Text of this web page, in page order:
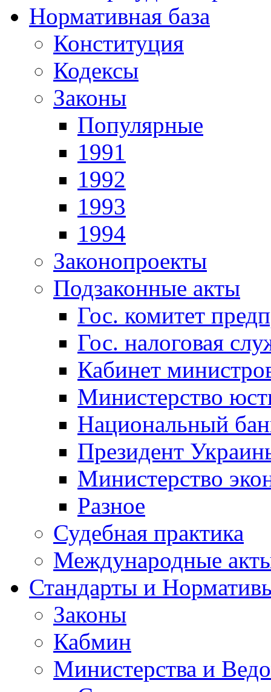
Нормативная база
Конституция
Кодексы
Законы
Популярные
1991
1992
1993
1994
Законопроекты
Подзаконные акты
Гос. комитет
Гос. налоговая
Кабинет
Министерство
Национальный
Президент
Министерство
Разное
Судебная практика
Международные
Стандарты и
Законы
Кабмин
Министерства и